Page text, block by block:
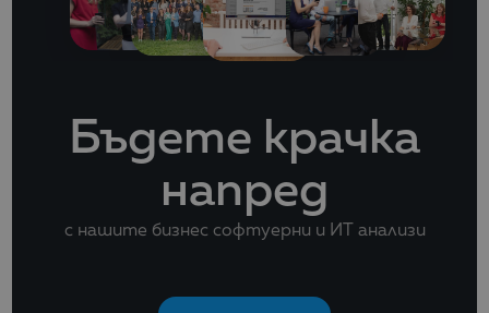
Бъдете крачка
напред
с нашите бизнес софтуерни и ИТ анализи